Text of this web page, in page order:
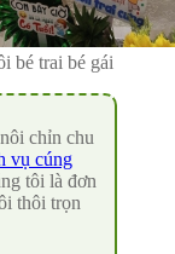
bé trai bé gái
chỉn chu
vụ cúng
tôi là đơn
thôi trọn